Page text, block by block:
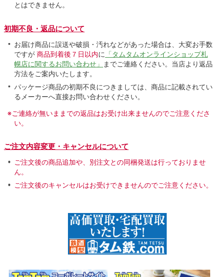
とはできません。
初期不良・返品について
お届け商品に誤送や破損・汚れなどがあった場合は、大変お手数
ですが 商品到着後７日以内に 「タムタムオンラインショップ札
幌店に関するお問い合わせ」
までご連絡ください。当店より返品
方法をご案内いたします。
パッケージ商品の初期不良につきましては、商品に記載されてい
るメーカーへ直接お問い合わせください。
※ご連絡が無いままでの返品はお受け出来ませんのでご注意くださ
い。
ご注文内容変更・キャンセルについて
ご注文後の商品追加や、別注文との同梱発送は行っておりませ
ん。
ご注文後のキャンセルはお受けできませんのでご注意ください。